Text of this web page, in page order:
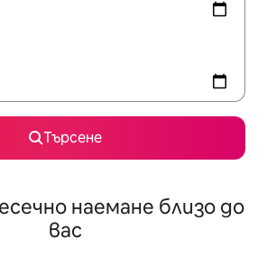
Търсене
наемане близо до
вас